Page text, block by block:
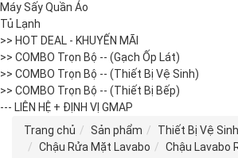
Máy Sấy Quần Áo
Tủ Lạnh
>> HOT DEAL - KHUYẾN MÃI
>> COMBO Trọn Bộ -- (Gạch Ốp Lát)
>> COMBO Trọn Bộ -- (Thiết Bị Vệ Sinh)
>> COMBO Trọn Bộ -- (Thiết Bị Bếp)
--- LIÊN HỆ + ĐỊNH VỊ GMAP
Trang chủ
Sản phẩm
Thiết Bị Vệ Sinh
Chậu Rửa Mặt Lavabo
Chậu Lavabo